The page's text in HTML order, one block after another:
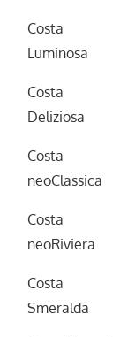
Costa
Luminosa
Costa
Deliziosa
Costa
neoClassica
Costa
neoRiviera
Costa
Smeralda